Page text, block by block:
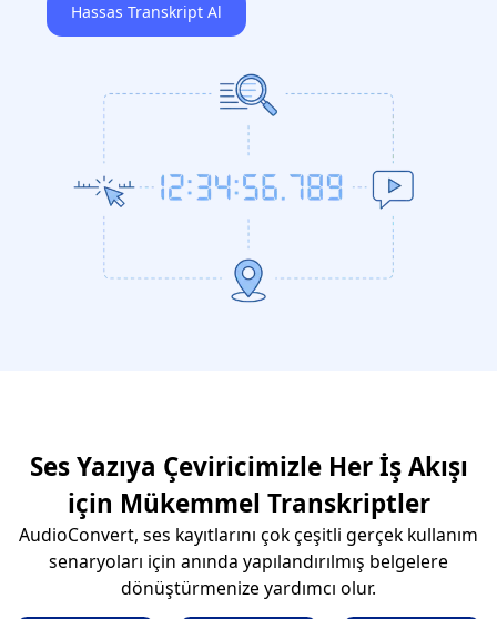
Hassas Transkript Al
Ses Yazıya Çeviricimizle Her İş Akışı
için Mükemmel Transkriptler
AudioConvert, ses kayıtlarını çok çeşitli gerçek kullanım
senaryoları için anında yapılandırılmış belgelere
dönüştürmenize yardımcı olur.